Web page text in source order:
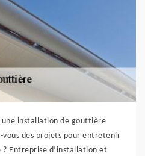
une installation de gouttière
vous des projets pour entretenir
Entreprise d’installation et